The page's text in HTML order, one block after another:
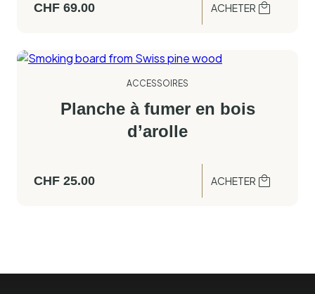
CHF 69.00 ACHETER
ACCESSOIRES
Planche à fumer en bois
d’arolle
CHF 25.00 ACHETER